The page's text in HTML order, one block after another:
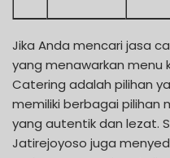
Jika Anda mencari jasa
yang menawarkan menu
Catering adalah pilihan
memiliki berbagai pilihan
yang autentik dan lezat.
Jatirejoyoso juga